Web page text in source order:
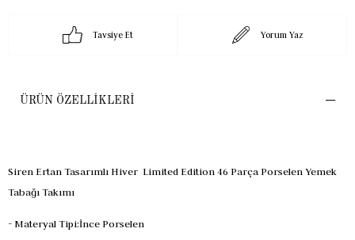
Tavsiye Et Yorum Yaz
ÜRÜN ÖZELLIKLERI
Siren Ertan Tasarımlı Hiver Limited Edition 46 Parça Porselen Yemek
Tabağı Takımı
- Materyal Tipi:İnce Porselen